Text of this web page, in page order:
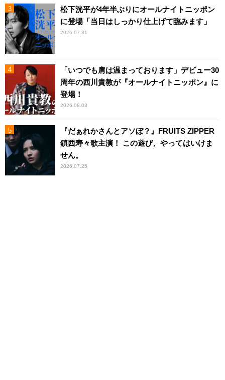
松下洸平が4年半ぶりにオールナイトニッポン
に登場「当日はしっかり仕上げて臨みます」
2026.07.31
「いつでも肩は温まっております」デビュー30
周年の西川貴教が『オールナイトニッポン』に
登場！
2026.08.03
『だぁれかさんとアソぼ？』FRUITS ZIPPER
鎮西寿々歌主演！ この遊び、やってはいけま
せん。
2026.07.25